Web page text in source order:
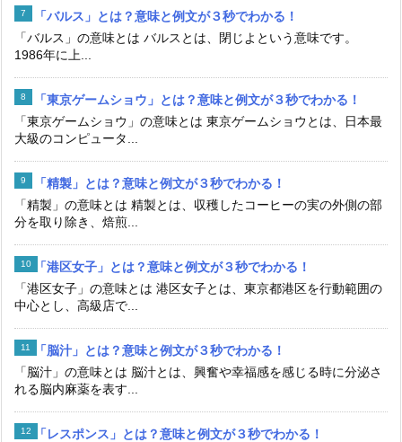
「バルス」とは？意味と例文が３秒でわかる！
「バルス」の意味とは バルスとは、閉じよという意味です。
1986年に上...
「東京ゲームショウ」とは？意味と例文が３秒でわかる！
「東京ゲームショウ」の意味とは 東京ゲームショウとは、日本最
大級のコンピュータ...
「精製」とは？意味と例文が３秒でわかる！
「精製」の意味とは 精製とは、収穫したコーヒーの実の外側の部
分を取り除き、焙煎...
「港区女子」とは？意味と例文が３秒でわかる！
「港区女子」の意味とは 港区女子とは、東京都港区を行動範囲の
中心とし、高級店で...
「脳汁」とは？意味と例文が３秒でわかる！
「脳汁」の意味とは 脳汁とは、興奮や幸福感を感じる時に分泌さ
れる脳内麻薬を表す...
「レスポンス」とは？意味と例文が３秒でわかる！